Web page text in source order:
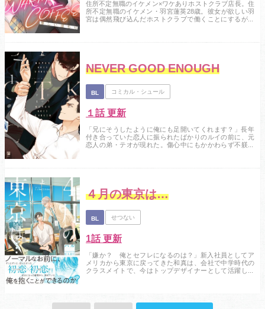
住所不定無職のイケメン×ワケありホストクラブ店長。住
所不定無職のイケメン・羽宮蓮英28歳。彼女が欲しい羽
宮は偶然飛び込んだホストクラブで働くことにするがそ
いていたために店長のことを妙に意識してしまう。しか
NEVER GOOD ENOUGH
BL コミカル・シュール
１話 更新
「兄にそうしたように俺にも足開いてくれます？」長年
付き合っていた恋人に振られたばかりのルイの前に、元
恋人の弟・テオが現れた。傷心中にもかかわらず不躾に
とわれるはめに。嘘がバレれば終わる関係。別にそれで
４月の東京は…
BL せつない
1話 更新
「嫌か？ 俺とセフレになるのは？」新入社員としてア
メリカから東京に戻ってきた和真は、会社で中学時代の
クラスメイトで、今はトップデザイナーとして活躍して
は蓮と一緒にいるだけで幸せになれた。...